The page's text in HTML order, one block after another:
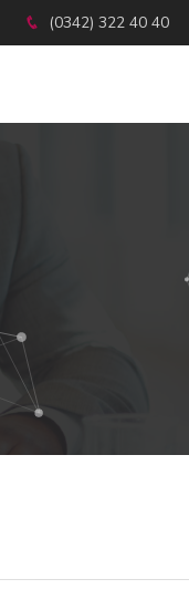
(0342) 322 40 40